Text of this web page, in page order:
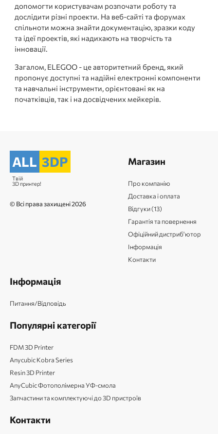
допомогти користувачам розпочати роботу та
дослідити різні проекти. На веб-сайті та форумах
спільноти можна знайти документацію, зразки коду
та ідеї проектів, які надихають на творчість та
інновації.
Загалом, ELEGOO - це авторитетний бренд, який
пропонує доступні та надійні електронні компоненти
та навчальні інструменти, орієнтовані як на
початківців, так і на досвідчених мейкерів.
ALL 3DP
Твій
3D принтер!
© Всі права захищені 2026
Магазин
Про компанію
Доставка і оплата
Відгуки (13)
Гарантія та повернення
Офіційний дистриб'ютор
Інформація
Контакти
Інформація
Питання/Відповідь
Популярні категорії
FDM 3D Printer
Anycubic Kobra Series
Resin 3D Printer
AnyCubic Фотополімерна УФ-смола
Запчастини та комплектуючі до 3D пристроїв
Контакти